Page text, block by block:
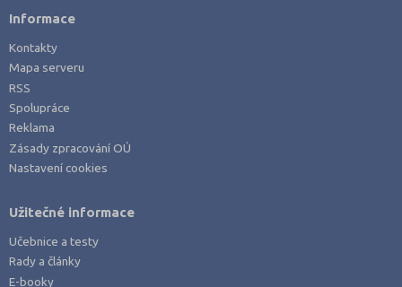
Informace
Kontakty
Mapa serveru
RSS
Spolupráce
Reklama
Zásady zpracování OÚ
Nastavení cookies
Užitečné informace
Učebnice a testy
Rady a články
E-booky